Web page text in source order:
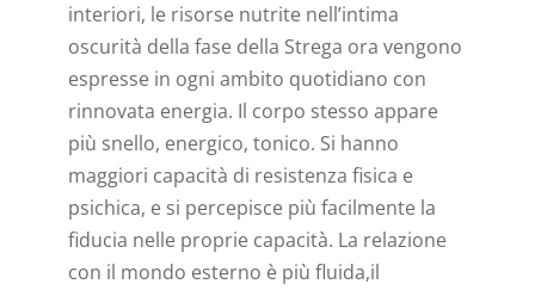
interiori, le risorse nutrite nell’intima
oscurità della fase della Strega ora vengono
espresse in ogni ambito quotidiano con
rinnovata energia. Il corpo stesso appare
più snello, energico, tonico. Si hanno
maggiori capacità di resistenza fisica e
psichica, e si percepisce più facilmente la
fiducia nelle proprie capacità. La relazione
con il mondo esterno è più fluida,il